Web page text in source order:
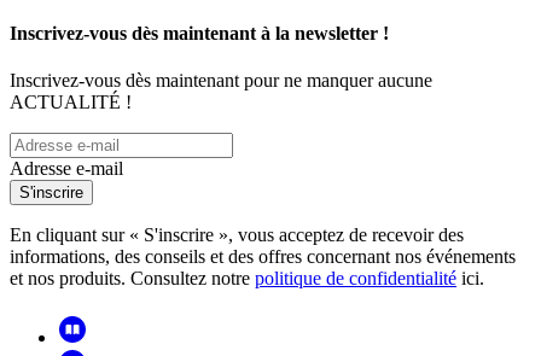
Inscrivez-vous dès maintenant à la newsletter !
Inscrivez-vous dès maintenant pour ne manquer aucune
ACTUALITÉ !
Adresse e-mail
S'inscrire
En cliquant sur « S'inscrire », vous acceptez de recevoir des
informations, des conseils et des offres concernant nos événements
et nos produits. Consultez notre politique de confidentialité ici.